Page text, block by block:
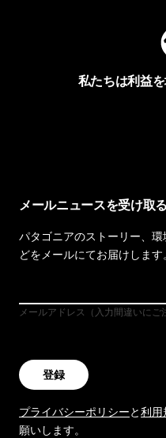
私たちは利益
メールニュースを受け取る
パタゴニアのストーリー、
どをメールにてお届けします。
メールアドレス（入力間違いにご
登録
プライバシーポリシーと利用
願いします。